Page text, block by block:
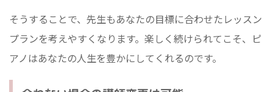
そうすることで、先生もあなたの目標に合わせたレッスン
プランを考えやすくなります。楽しく続けられてこそ、ピ
アノはあなたの人生を豊かにしてくれるのです。